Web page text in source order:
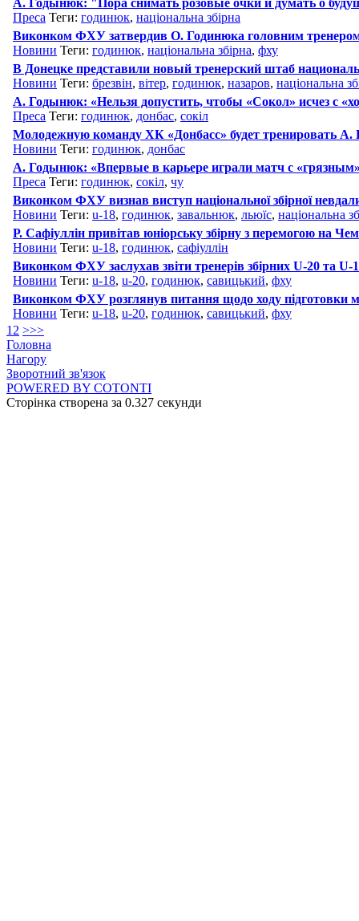
А. Годынюк: "Пора снимать розовые очки и думать о
Преса Теги: годинюк, національна збірна
Виконком ФХУ затвердив О. Годинюка головним тренером
Новини Теги: годинюк, національна збірна, фху
В Донецке представили новый тренерский штаб
Новини Теги: брезвін, вітер, годинюк, назаров, національна
А. Годынюк: «Нельзя допустить, чтобы «Сокол» исчез с
Преса Теги: годинюк, донбас, сокіл
Молодежную команду ХК «Донбасс» будет тренировать
Новини Теги: годинюк, донбас
А. Годынюк: «Впервые в карьере играли матч с
Преса Теги: годинюк, сокіл, чу
Виконком ФХУ визнав виступ національної збірної
Новини Теги: u-18, годинюк, завальнюк, льюїс, національна
Р. Сафіуллін привітав юніорську збірну з перемогою на
Новини Теги: u-18, годинюк, сафіуллін
Виконком ФХУ заслухав звіти тренерів збірних U-20 та U-
Новини Теги: u-18, u-20, годинюк, савицький, фху
Виконком ФХУ розглянув питання щодо ходу підготовки
Новини Теги: u-18, u-20, годинюк, савицький, фху
12 >>>
Головна
Нагору
Зворотний зв'язок
POWERED BY COTONTI
Сторінка створена за 0.327 секунди